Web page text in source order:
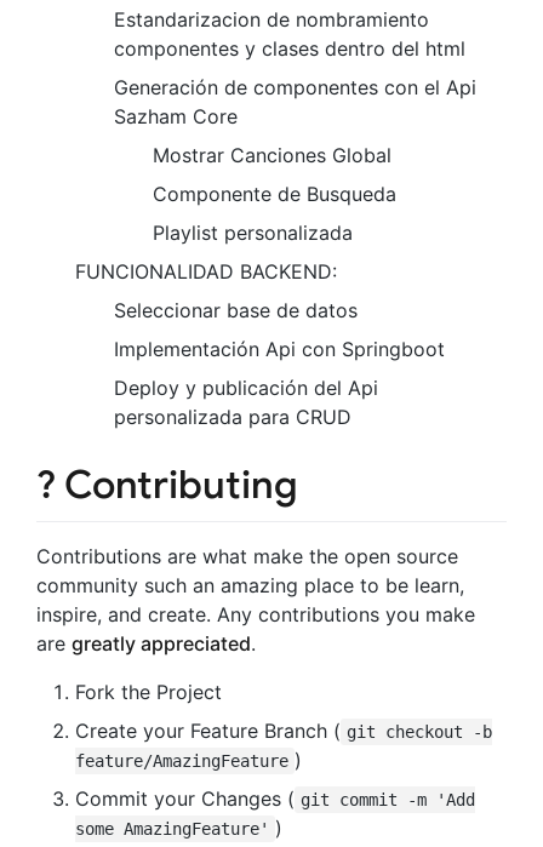
Estandarizacion de nombramiento
componentes y clases dentro del html
Generación de componentes con el Api
Sazham Core
Mostrar Canciones Global
Componente de Busqueda
Playlist personalizada
FUNCIONALIDAD BACKEND:
Seleccionar base de datos
Implementación Api con Springboot
Deploy y publicación del Api
personalizada para CRUD
? Contributing
Contributions are what make the open source
community such an amazing place to be learn,
inspire, and create. Any contributions you make
are greatly appreciated.
Fork the Project
Create your Feature Branch ( git checkout -b
feature/AmazingFeature )
Commit your Changes ( git commit -m 'Add
some AmazingFeature' )